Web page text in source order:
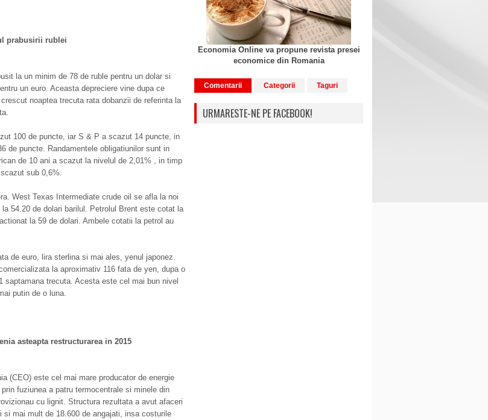
prabusirii rublei
la un minim de 78 de ruble pentru un dolar si
un euro. Aceasta depreciere vine dupa ce
noaptea trecuta rata dobanzii de referinta la
100 de puncte, iar S & P a scazut 14 puncte, in
de puncte. Randamentele obligatiunilor sunt in
de 10 ani a scazut la nivelul de 2,01% , in timp
sub 0,6%.
West Texas Intermediate crude oil se afla la noi
54.20 de dolari barilul. Petrolul Brent este cotat la
la 59 de dolari. Ambele cotatii la petrol au
de euro, lira sterlina si mai ales, yenul japonez.
la aproximativ 116 fata de yen, dupa o
saptamana trecuta. Acesta este cel mai bun nivel
putin de o luna.
asteapta restructurarea in 2015
(CEO) este cel mai mare producator de energie
fuziunea a patru termocentrale si minele din
cu lignit. Structura rezultata a avut afaceri
si mai mult de 18.600 de angajati, insa costurile
Economia Online va propune revista presei
economice din Romania
Comentarii Categorii Taguri
URMARESTE-NE PE FACEBOOK!